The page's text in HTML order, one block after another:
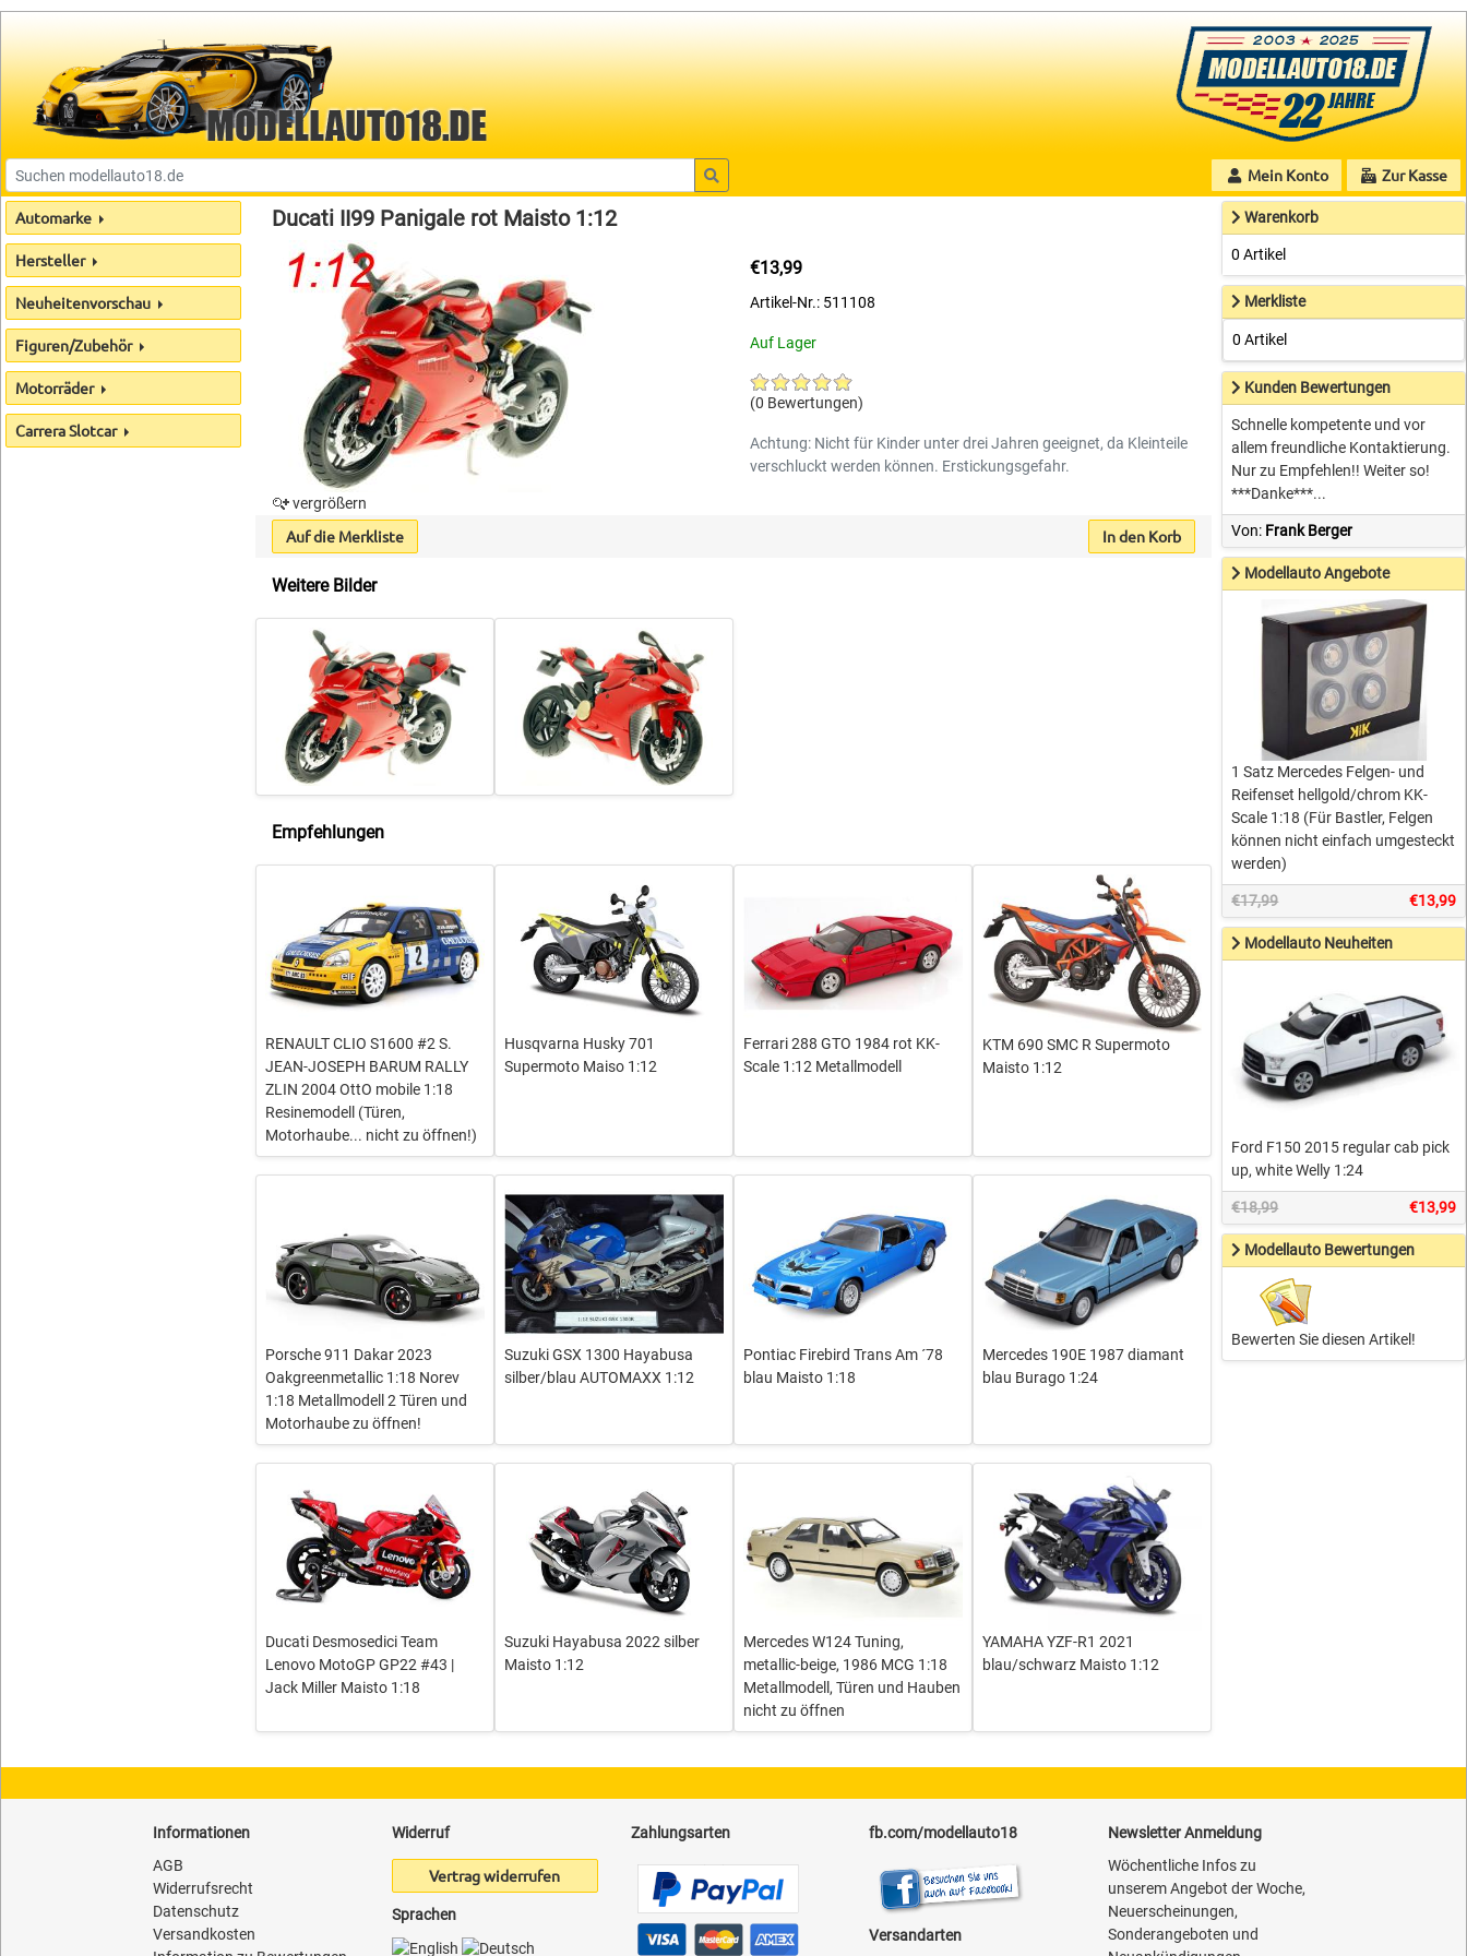
Mein Konto Zur Kasse
Automarke
Hersteller
Neuheitenvorschau
Figuren/Zubehör
Motorräder
Carrera Slotcar
Ducati II99 Panigale rot Maisto 1:12
vergrößern
€13,99
Artikel-Nr.: 511108
Auf Lager
(0 Bewertungen)
Achtung: Nicht für Kinder unter drei Jahren geeignet, da Kleinteile
verschluckt werden können. Erstickungsgefahr.
Auf die Merkliste In den Korb
Weitere Bilder
Empfehlungen
RENAULT CLIO S1600 #2 S.
JEAN-JOSEPH BARUM RALLY
ZLIN 2004 OttO mobile 1:18
Resinemodell (Türen,
Motorhaube... nicht zu öffnen!)
Husqvarna Husky 701
Supermoto Maiso 1:12
Ferrari 288 GTO 1984 rot KK-
Scale 1:12 Metallmodell
KTM 690 SMC R Supermoto
Maisto 1:12
Porsche 911 Dakar 2023
Oakgreenmetallic 1:18 Norev
1:18 Metallmodell 2 Türen und
Motorhaube zu öffnen!
Suzuki GSX 1300 Hayabusa
silber/blau AUTOMAXX 1:12
Pontiac Firebird Trans Am ´78
blau Maisto 1:18
Mercedes 190E 1987 diamant
blau Burago 1:24
Ducati Desmosedici Team
Lenovo MotoGP GP22 #43 |
Jack Miller Maisto 1:18
Suzuki Hayabusa 2022 silber
Maisto 1:12
Mercedes W124 Tuning,
metallic-beige, 1986 MCG 1:18
Metallmodell, Türen und Hauben
nicht zu öffnen
YAMAHA YZF-R1 2021
blau/schwarz Maisto 1:12
Warenkorb
0 Artikel
Merkliste
0 Artikel
Kunden Bewertungen
Schnelle kompetente und vor
allem freundliche Kontaktierung.
Nur zu Empfehlen!! Weiter so!
***Danke***...
Von: Frank Berger
Modellauto Angebote
1 Satz Mercedes Felgen- und
Reifenset hellgold/chrom KK-
Scale 1:18 (Für Bastler, Felgen
können nicht einfach umgesteckt
werden)
€17,99 €13,99
Modellauto Neuheiten
Ford F150 2015 regular cab pick
up, white Welly 1:24
€18,99 €13,99
Modellauto Bewertungen
Bewerten Sie diesen Artikel!
Informationen
AGB
Widerrufsrecht
Datenschutz
Versandkosten
Widerruf
Vertrag widerrufen
Sprachen
Zahlungsarten fb.com/modellauto18
Versandarten
Newsletter Anmeldung
Wöchentliche Infos zu
unserem Angebot der Woche,
Neuerscheinungen,
Sonderangeboten und